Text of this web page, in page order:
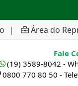
| Área do
Fale
(19) 3589-8042 -
0800 770 80 50 -